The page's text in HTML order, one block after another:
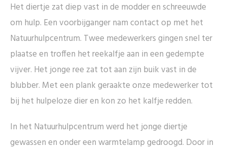
Het diertje zat diep vast in de modder en schreeuwde
om hulp. Een voorbijganger nam contact op met het
Natuurhulpcentrum. Twee medewerkers gingen snel ter
plaatse en troffen het reekalfje aan in een gedempte
vijver. Het jonge ree zat tot aan zijn buik vast in de
blubber. Met een plank geraakte onze medewerker tot
bij het hulpeloze dier en kon zo het kalfje redden.
In het Natuurhulpcentrum werd het jonge diertje
gewassen en onder een warmtelamp gedroogd. Door in